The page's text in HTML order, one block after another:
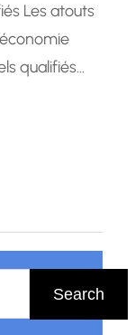
Les atouts
qualifiés
Les
Search